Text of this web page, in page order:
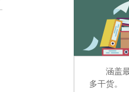
涵盖最
多干货。